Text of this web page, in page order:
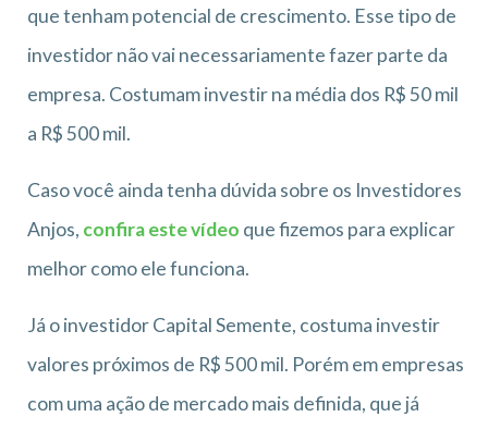
que tenham potencial de crescimento. Esse tipo de
investidor não vai necessariamente fazer parte da
empresa. Costumam investir na média dos R$ 50 mil
a R$ 500 mil.
Caso você ainda tenha dúvida sobre os Investidores
Anjos, confira este vídeo que fizemos para explicar
melhor como ele funciona.
Já o investidor Capital Semente, costuma investir
valores próximos de R$ 500 mil. Porém em empresas
com uma ação de mercado mais definida, que já